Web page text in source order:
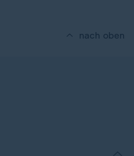
nach oben